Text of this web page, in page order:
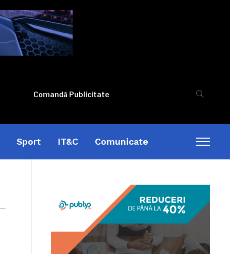
Comandă Publicitate
Sport IT&C Comunicate